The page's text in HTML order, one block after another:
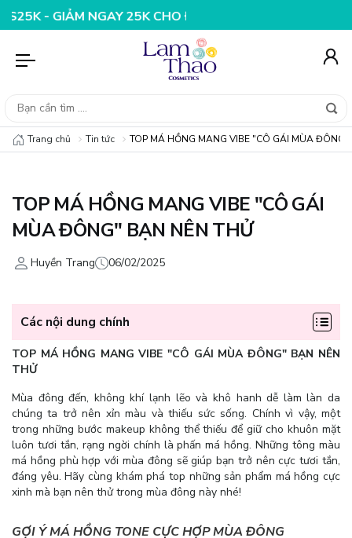
25K CHO ĐƠN HÀNG 99KNHẬP MÃ T08FS20K - GIẢM
Trang chủ Tin tức TOP MÁ HỒNG MANG VIBE "CÔ GÁI MÙA
TOP MÁ HỒNG MANG VIBE "CÔ GÁI
MÙA ĐÔNG" BẠN NÊN THỬ
Huyền Trang 06/02/2025
Các nội dung chính
TOP MÁ HỒNG MANG VIBE "CÔ GÁI MÙA ĐÔNG" BẠN NÊN
THỬ
Mùa đông đến, không khí lạnh lẽo và khô hanh dễ làm làn da
chúng ta trở nên xỉn màu và thiếu sức sống. Chính vì vậy, một
trong những bước makeup không thể thiếu để giữ cho khuôn mặt
luôn tươi tắn, rạng ngời chính là phấn má hồng. Những tông màu
má hồng phù hợp với mùa đông sẽ giúp bạn trở nên cực tươi tắn,
đáng yêu. Hãy cùng khám phá top những sản phẩm má hồng cực
xinh mà bạn nên thử trong mùa đông này nhé!
GỢI Ý MÁ HỒNG TONE CỰC HỢP MÙA ĐÔNG